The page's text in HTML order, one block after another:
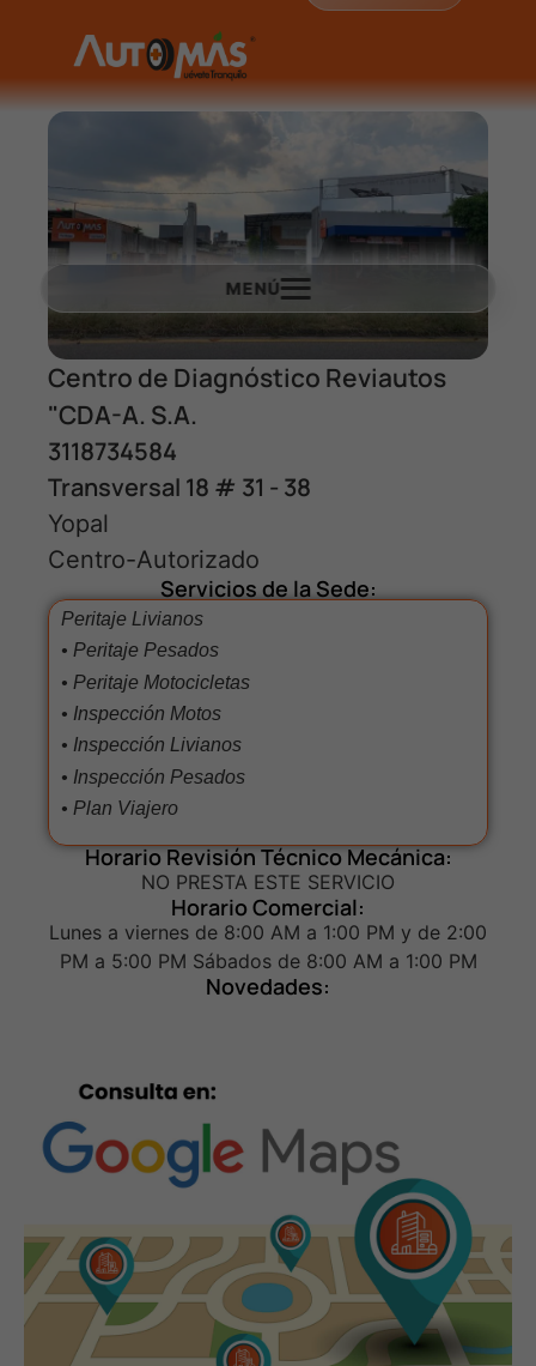
Centro de Diagnóstico Reviautos
"CDA-A. S.A.
3118734584
Transversal 18 # 31 - 38
Yopal
Centro-Autorizado
Servicios de la Sede:
Peritaje Livianos
• Peritaje Pesados
• Peritaje Motocicletas
• Inspección Motos
• Inspección Livianos
• Inspección Pesados
• Plan Viajero
Horario Revisión Técnico Mecánica:
NO PRESTA ESTE SERVICIO
Horario Comercial:
Lunes a viernes de 8:00 AM a 1:00 PM y de 2:00
PM a 5:00 PM Sábados de 8:00 AM a 1:00 PM
Novedades:
MENÚ